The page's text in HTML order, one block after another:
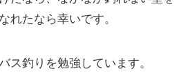
れたなら幸いです。
ス釣りを勉強しています。